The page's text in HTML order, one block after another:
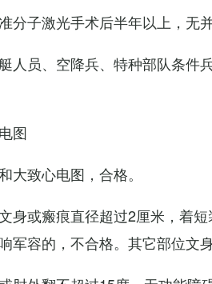
分子激光手术后半年以上，无
人员、空降兵、特种部队条件
图
大致心电图，合格。
身或瘢痕直径超过2厘米，着
军容的，不合格。其它部位文